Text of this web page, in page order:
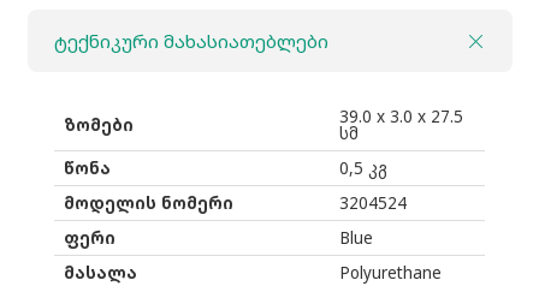
MacBook
16"
ლურჯი
ტექნიკური მახასიათებლები
ზომები 39.0 x 3.0 x 27.5
სმ
წონა
0,5 კგ
მოდელის ნომერი
3204524
ფერი
Blue
მასალა
Polyurethane